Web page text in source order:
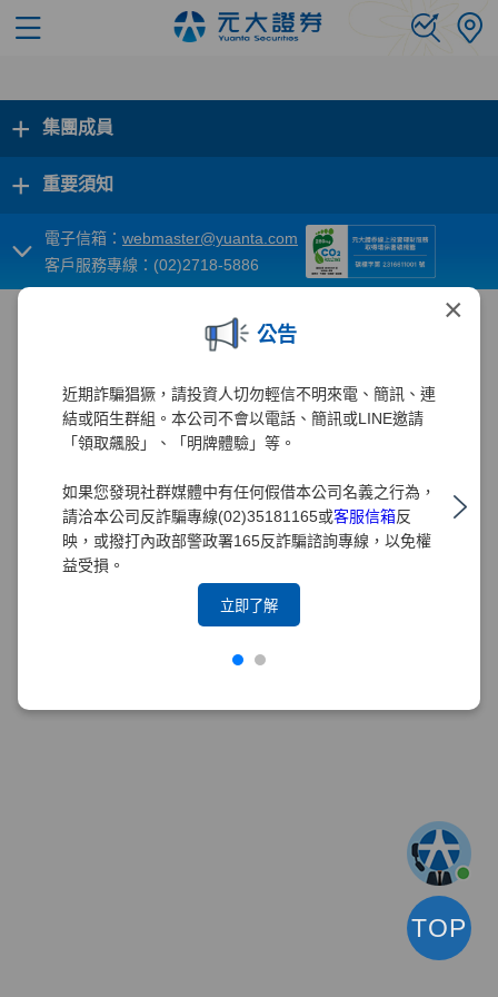
×
公告
近期詐騙猖獗，請投資人切勿輕信不明來電、簡訊、連
結或陌生群組。本公司不會以電話、簡訊或LINE邀請
「領取飆股」、「明牌體驗」等。
如果您發現社群媒體中有任何假借本公司名義之行為，
請洽本公司反詐騙專線(02)35181165或客服信箱反
映，或撥打內政部警政署165反詐騙諮詢專線，以免權
益受損。
立即了解
+ 集團成員
+ 重要須知
電子信箱： webmaster@yuanta.com
客戶服務專線：(02)2718-5886
TOP